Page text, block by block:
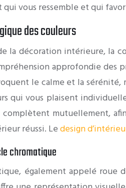
vous ressemble et qui
des couleurs
la décoration intérieure, la
approfondie des
le calme et la sérénité,
qui vous plaisent
mutuellement,
réussi. Ledesign
chromatique
également appelé roue